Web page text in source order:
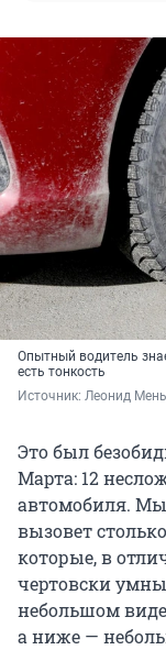
Опытный водитель
есть тонкость
Источник: Леонид
Это был
Марта: 12
автомобиля.
вызовет
которые, в
чертовски
небольшом
а ниже —